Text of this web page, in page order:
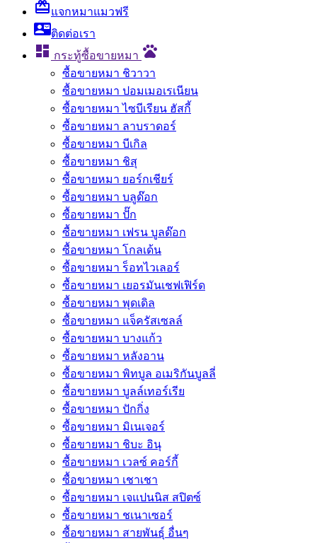
card_giftcardแจกหมาแมวฟรี
contact_mailติดต่อเรา
 กระทู้ซื้อขายหมา pets
ซื้อขายหมา ชิวาวา
ซื้อขายหมา ปอมเมอเรเนียน
ซื้อขายหมา ไซบีเรียน ฮัสกี้
ซื้อขายหมา ลาบราดอร์
ซื้อขายหมา บีเกิล
ซื้อขายหมา ชิสุ
ซื้อขายหมา ยอร์กเชียร์
ซื้อขายหมา บลูด๊อก
ซื้อขายหมา ปั๊ก
ซื้อขายหมา เฟรน บูลด๊อก
ซื้อขายหมา โกลเด้น
ซื้อขายหมา ร็อทไวเลอร์
ซื้อขายหมา เยอรมันเชฟเฟิร์ด
ซื้อขายหมา พุดเดิล
ซื้อขายหมา แจ็ครัสเซลล์
ซื้อขายหมา บางแก้ว
ซื้อขายหมา หลังอาน
ซื้อขายหมา พิทบูล อเมริกันบูลลี่
ซื้อขายหมา บูลล์เทอร์เรีย
ซื้อขายหมา ปักกิ่ง
ซื้อขายหมา มิเนเจอร์
ซื้อขายหมา ชิบะ อินุ
ซื้อขายหมา เวลซ์ คอร์กี้
ซื้อขายหมา เชาเชา
ซื้อขายหมา เจแปนนิส สปิตซ์
ซื้อขายหมา ชเนาเซอร์
ซื้อขายหมา สายพันธุ์ อื่นๆ